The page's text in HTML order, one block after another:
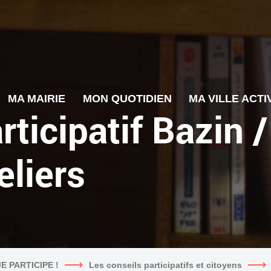
MA MAIRIE MON QUOTIDIEN MA VILLE
Bazin
PARTICIPE ! Les conseils participatifs et citoyens